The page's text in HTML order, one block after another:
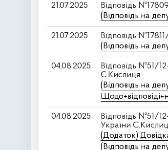
21.07.2025
Відповідь
(Відповідь на
21.07.2025
Відповідь
(Відповідь на
04.08.2025
Відповідь №51/
С.Кислиця
(Відповідь на
04.08.2025
Відповідь №51/
України
(Додаток)
(Відповідь на